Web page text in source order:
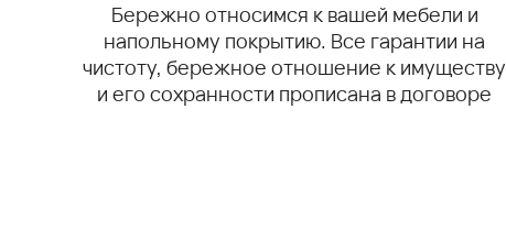
Бережно относимся к вашей мебели и
напольному покрытию. Все гарантии на
чистоту, бережное отношение к имуществу
и его сохранности прописана в договоре